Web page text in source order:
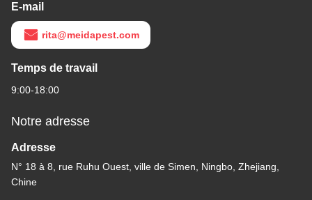
E-mail
rita@meidapest.com
Temps de travail
9:00-18:00
Notre adresse
Adresse
N° 18 à 8, rue Ruhu Ouest, ville de Simen, Ningbo, Zhejiang,
Chine